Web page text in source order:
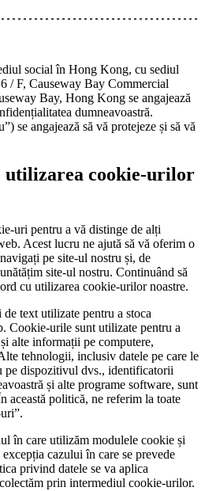
social în Hong Kong, cu sediul
/ F, Causeway Bay Commercial
Bay, Hong Kong se angajează
dumneavoastră.
se angajează să vă protejeze și să vă
utilizarea cookie-urilor
uri pentru a vă distinge de alți
Acest lucru ne ajută să vă oferim o
pe site-ul nostru și, de
site-ul nostru. Continuând să
cu utilizarea cookie-urilor noastre.
text utilizate pentru a stoca
Cookie-urile sunt utilizate pentru a
alte informații pe computere,
tehnologii, inclusiv datele pe care le
pe dispozitivul dvs., identificatorii
și alte programe software, sunt
această politică, ne referim la toate
în care utilizăm modulele cookie și
cazului în care se prevede
privind datele se va aplica
prin intermediul cookie-urilor.